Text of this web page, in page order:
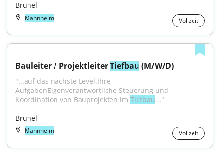
Brunel
Mannheim Vollzeit
Bauleiter / Projektleiter Tiefbau (M/W/D)
"...auf das nächste Level.Ihre
AufgabenEigenverantwortliche Steuerung und
Koordination von Bauprojekten im Tiefbau..."
Brunel
Mannheim Vollzeit